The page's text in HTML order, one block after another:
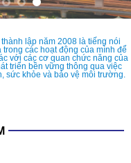
lập năm 2008 là tiếng nói
các hoạt động của mình để
với các cơ quan chức năng của
triển bền vững thông qua việc
sức khỏe và bảo vệ môi trường.